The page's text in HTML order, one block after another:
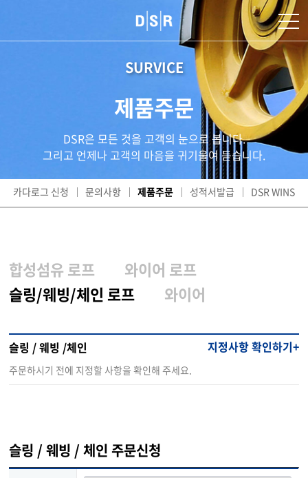
SURVICE
제품주문
DSR은 모든 것을 고객의 눈으로 봅니다.
그리고 언제나 고객의 마음을 귀기울여 듣습니다.
카다로그 신청 문의사항 제품주문 성적서발급 DSR WINS
합성섬유 로프
와이어 로프
슬링/웨빙/체인 로프
와이어
슬링 / 웨빙 /체인
주문하시기 전에 지정할 사항을 확인해 주세요.
지정사항 확인하기+
슬링 / 웨빙 / 체인 주문신청